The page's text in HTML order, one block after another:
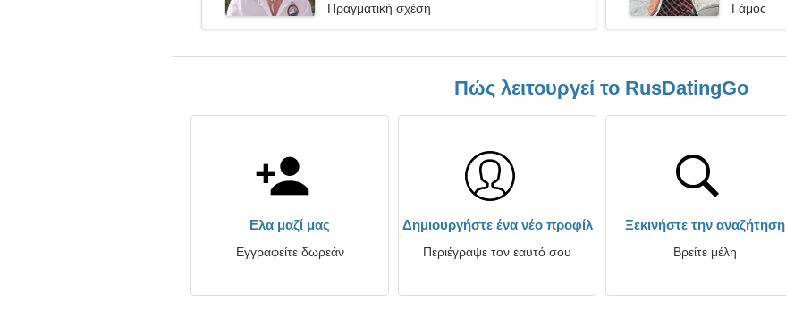
Πραγματική σχέση
Γάμος
Πώς λειτουργεί το RusDatingGo
Ελα μαζί μας
Εγγραφείτε δωρεάν
Δημιουργήστε ένα νέο προφίλ
Περιέγραψε τον εαυτό σου
Ξεκινήστε την αναζήτηση
Βρείτε μέλη